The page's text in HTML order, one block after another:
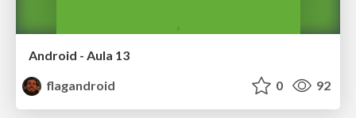
Android - Aula 13
flagandroid
0 92